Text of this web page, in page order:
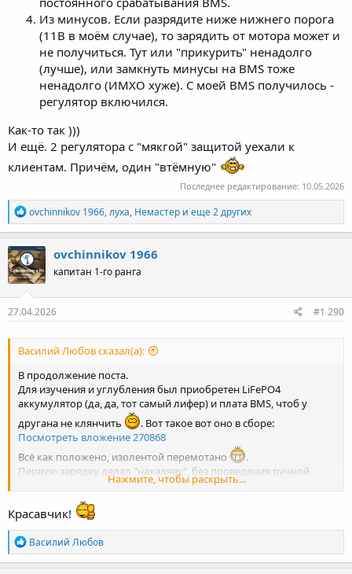
Из минусов. Если разрядите ниже нижнего порога
(11В в моём случае), то зарядить от мотора может и
не получиться. Тут или "прикурить" ненадолго
(лучше), или замкнуть минусы на BMS тоже
ненадолго (ИМХО хуже). С моей BMS получилось -
регулятор включился.
Как-то так )))
И ещё. 2 регулятора с "мякгой" защитой уехали к
клиентам. Причём, один "втёмную"
Последнее редактирование: 10.05.2026
Р
е
а
к
ц
и
и
:
ovchinnikov 1966,луха, Немастер и еще 2 других
ovchinnikov 1966
капитан 1-го ранга
27.04.2026 #1 290
Василий Любов сказал(а):
В продолжение поста.
Для изучения и углубления был приобретен LiFePO4
аккумулятор (да, да, тот самый лифер) и плата BMS, чтоб у
другана не клянчить
. Вот такое вот оно в сборе:
Посмотреть вложение 270868
Всё как положено, изолентой перемотано
.
Первую зарядку делал "нахаляву", без проведения ручной
балансировки. Что вышло: пороги отключения 14,3В - заряд,
11В - разряд, разбег между банками около 0,3В. Заодно и
ёмкость оценил - где-то рядом с заявленной. Отлично! -
подумал я и поставил это дело на стенд с регулятором "под
литий".
Посмотреть вложение 270872
Нажмите, чтобы раскрыть...
Красавчик!
Р
е
а
Василий Любов